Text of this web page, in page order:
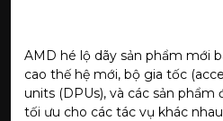
AMD hé lộ dãy sản phẩm mới
cao thế hệ mới, bộ gia tốc
units (DPUs), và các sản
tối ưu cho các tác vụ khác